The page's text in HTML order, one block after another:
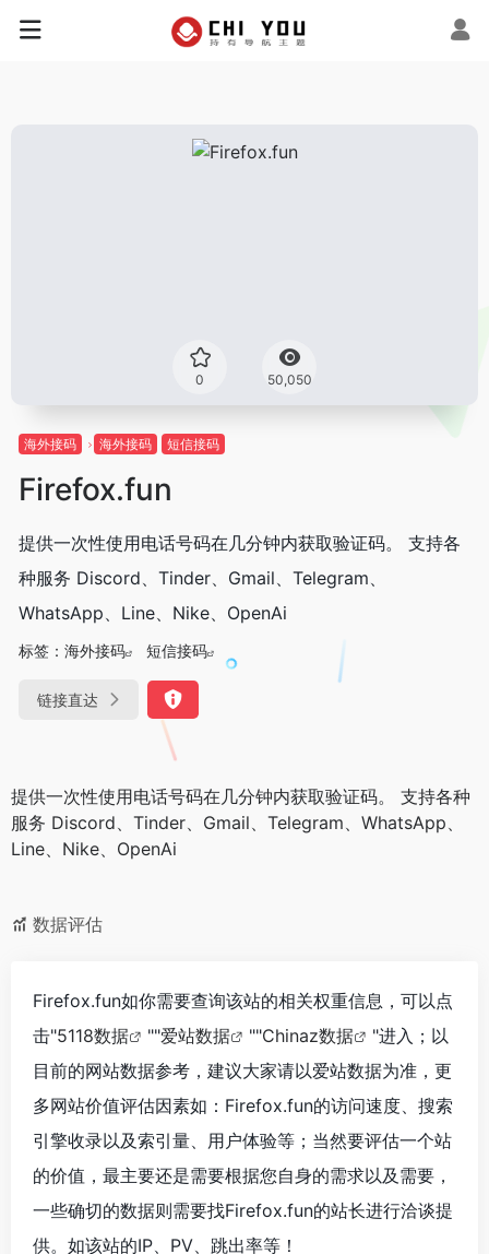
0 50,050
海外接码 海外接码 短信接码
Firefox.fun
提供一次性使用电话号码在几分钟内获取验证码。 支持各
种服务 Discord、Tinder、Gmail、Telegram、
WhatsApp、Line、Nike、OpenAi
标签： 海外接码 短信接码
链接直达
提供一次性使用电话号码在几分钟内获取验证码。 支持各种
服务 Discord、Tinder、Gmail、Telegram、WhatsApp、
Line、Nike、OpenAi
数据评估
Firefox.fun如你需要查询该站的相关权重信息，可以点
击"5118数据 ""爱站数据 ""Chinaz数据
"进入；以
目前的网站数据参考，建议大家请以爱站数据为准，更
多网站价值评估因素如：Firefox.fun的访问速度、搜索
引擎收录以及索引量、用户体验等；当然要评估一个站
的价值，最主要还是需要根据您自身的需求以及需要，
一些确切的数据则需要找Firefox.fun的站长进行洽谈提
供。如该站的IP、PV、跳出率等！